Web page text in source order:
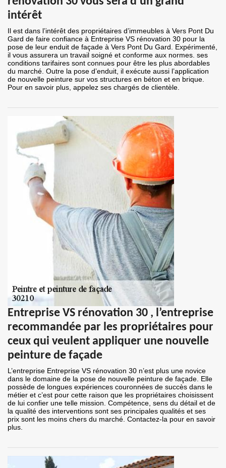
intérêt
Il est dans l’intérêt des propriétaires d’immeubles à Vers Pont Du
Gard de faire confiance à Entreprise VS rénovation 30 pour la
pose de leur enduit de façade à Vers Pont Du Gard. Expérimenté,
il vous assurera un travail soigné et conforme aux normes. ses
conditions tarifaires sont connues pour être les plus abordables
du marché. Outre la pose d’enduit, il exécute aussi l’application
de nouvelle peinture sur vos structures en béton et en brique.
Pour en savoir plus, appelez ses chargés de clientèle.
Entreprise VS rénovation 30 , l’entreprise
recommandée par les propriétaires pour
ceux qui veulent appliquer une nouvelle
peinture de façade
L’entreprise Entreprise VS rénovation 30 n’est plus une novice
dans le domaine de la pose de nouvelle peinture de façade. Elle
possède de longues expériences couronnées de succès dans le
métier et c’est pour cette raison que les propriétaires choisissent
de lui confier une telle mission. Compétence, sens du détail et de
la qualité des interventions sont ses principales qualités et ses
prix sont les moins chers du marché. Contactez-la pour en savoir
plus.